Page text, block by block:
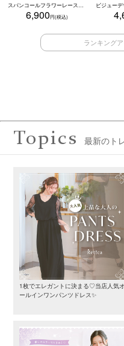
スパンコールフラワーレースアンクルストラップハイヒールセパレートパンプス (ベージュ)
6,900
Topics 最新のト
1枚でエレガントに決まる♡当店人気オ
ールインワンパンツドレス✨